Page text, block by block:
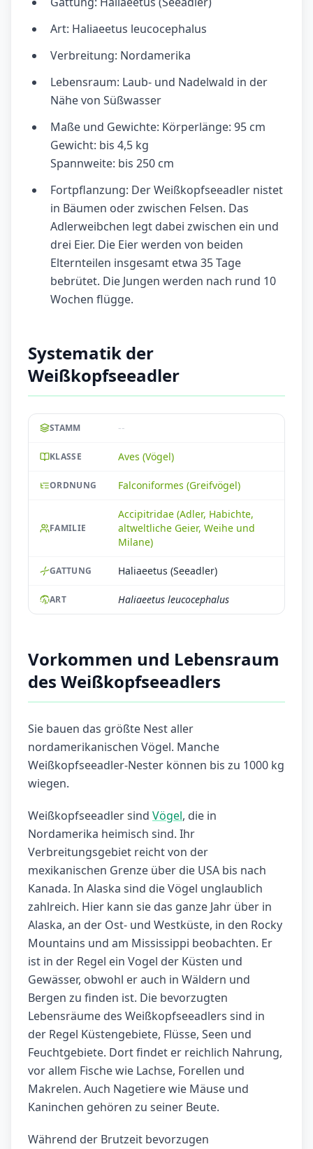
Art: Haliaeetus leucocephalus
Verbreitung: Nordamerika
Lebensraum: Laub- und Nadelwald in der
Nähe von Süßwasser
Maße und Gewichte: Körperlänge: 95 cm
Gewicht: bis 4,5 kg
Spannweite: bis 250 cm
Fortpflanzung: Der Weißkopfseeadler nistet
in Bäumen oder zwischen Felsen. Das
Adlerweibchen legt dabei zwischen ein und
drei Eier. Die Eier werden von beiden
Elternteilen insgesamt etwa 35 Tage
bebrütet. Die Jungen werden nach rund 10
Wochen flügge.
Systematik der
Weißkopfseeadler
STAMM --
KLASSE Aves (Vögel)
ORDNUNG Falconiformes (Greifvögel)
FAMILIE
Accipitridae (Adler, Habichte,
altweltliche Geier, Weihe und
Milane)
GATTUNG Haliaeetus (Seeadler)
ART Haliaeetus leucocephalus
Vorkommen und Lebensraum
des Weißkopfseeadlers
Sie bauen das größte Nest aller
nordamerikanischen Vögel. Manche
Weißkopfseeadler-Nester können bis zu 1000 kg
wiegen.
Weißkopfseeadler sind Vögel, die in
Nordamerika heimisch sind. Ihr
Verbreitungsgebiet reicht von der
mexikanischen Grenze über die USA bis nach
Kanada. In Alaska sind die Vögel unglaublich
zahlreich. Hier kann sie das ganze Jahr über in
Alaska, an der Ost- und Westküste, in den Rocky
Mountains und am Mississippi beobachten. Er
ist in der Regel ein Vogel der Küsten und
Gewässer, obwohl er auch in Wäldern und
Bergen zu finden ist. Die bevorzugten
Lebensräume des Weißkopfseeadlers sind in
der Regel Küstengebiete, Flüsse, Seen und
Feuchtgebiete. Dort findet er reichlich Nahrung,
vor allem Fische wie Lachse, Forellen und
Makrelen. Auch Nagetiere wie Mäuse und
Kaninchen gehören zu seiner Beute.
Während der Brutzeit bevorzugen